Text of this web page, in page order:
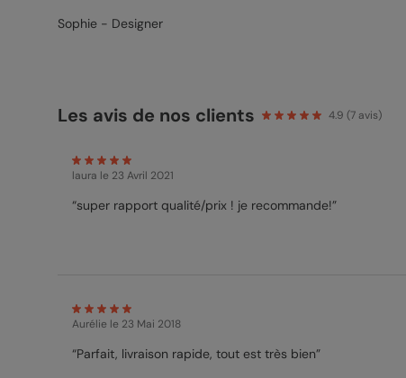
Sophie - Designer
Les avis de nos clients 4.9 (7avis)
laura le 23 Avril 2021
“super rapport qualité/prix ! je recommande!”
Aurélie le 23 Mai 2018
“Parfait, livraison rapide, tout est très bien”